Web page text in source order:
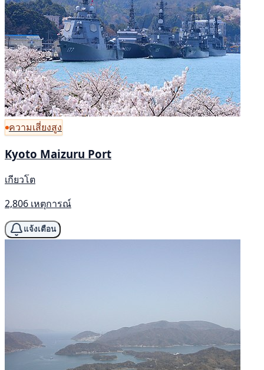
ความเสี่ยงสูง
Kyoto Maizuru Port
เกียวโต
2,806 เหตุการณ์
แจ้งเตือน